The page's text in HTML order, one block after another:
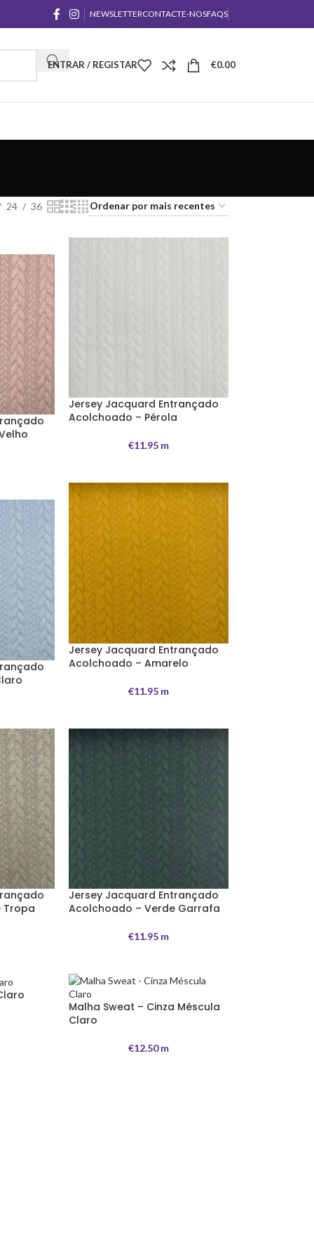
NEWSLETTERCONTACTE-NOSFAQS
ENTRAR / REGISTAR €0.00
24 36
Jersey Jacquard Entrançado
Acolchoado – Pérola
€11.95m
Jersey Jacquard Entrançado
Acolchoado – Amarelo
€11.95m
Tropa
Jersey Jacquard Entrançado
Acolchoado – Verde Garrafa
€11.95m
Malha Sweat – Cinza Méscula
Claro
€12.50m